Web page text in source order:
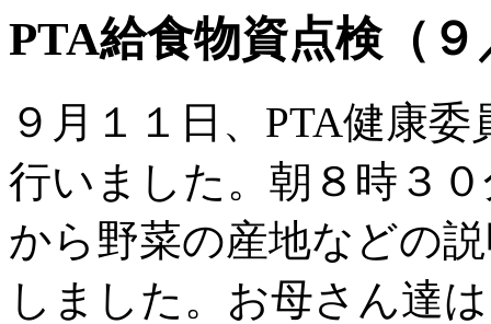
PTA給食物資点検（９
９月１１日、PTA健康
行いました。朝８時３
から野菜の産地などの
しました。お母さん達